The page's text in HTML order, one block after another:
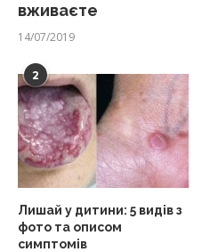
вживаєте
14/07/2019
2
Лишай у дитини: 5 видів з
фото та описом
симптомів